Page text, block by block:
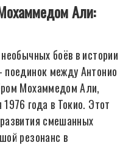
Али:
боёв в истории
между Антонио
Мохаммедом Али,
года в Токио. Этот
смешанных
резонанс в